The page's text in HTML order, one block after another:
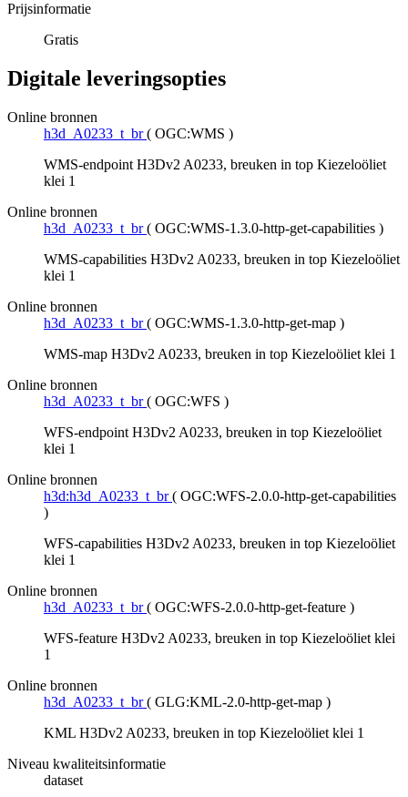
Prijsinformatie
Gratis
Digitale leveringsopties
Online bronnen
h3d_A0233_t_br ( OGC:WMS )
WMS-endpoint H3Dv2 A0233, breuken in top Kiezeloöliet
klei 1
Online bronnen
h3d_A0233_t_br ( OGC:WMS-1.3.0-http-get-capabilities )
WMS-capabilities H3Dv2 A0233, breuken in top Kiezeloöliet
klei 1
Online bronnen
h3d_A0233_t_br ( OGC:WMS-1.3.0-http-get-map )
WMS-map H3Dv2 A0233, breuken in top Kiezeloöliet klei 1
Online bronnen
h3d_A0233_t_br ( OGC:WFS )
WFS-endpoint H3Dv2 A0233, breuken in top Kiezeloöliet
klei 1
Online bronnen
h3d:h3d_A0233_t_br ( OGC:WFS-2.0.0-http-get-capabilities
)
WFS-capabilities H3Dv2 A0233, breuken in top Kiezeloöliet
klei 1
Online bronnen
h3d_A0233_t_br ( OGC:WFS-2.0.0-http-get-feature )
WFS-feature H3Dv2 A0233, breuken in top Kiezeloöliet klei
1
Online bronnen
h3d_A0233_t_br ( GLG:KML-2.0-http-get-map )
KML H3Dv2 A0233, breuken in top Kiezeloöliet klei 1
Niveau kwaliteitsinformatie
dataset